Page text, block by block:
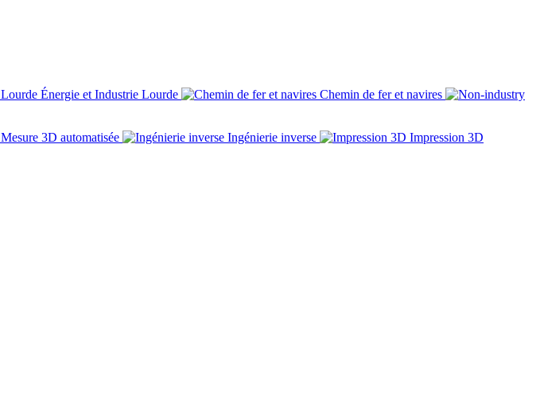
Énergie et Industrie Lourde
Chemin de fer et navires
Mesure 3D automatisée Ingénierie inverse
Impression 3D